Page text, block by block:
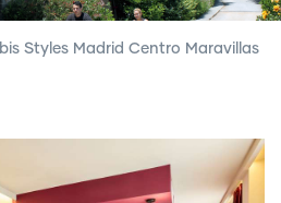
Ibis Styles Madrid Centro Maravillas